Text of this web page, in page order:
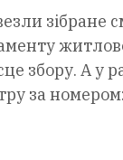
зібране
збору. А у
за